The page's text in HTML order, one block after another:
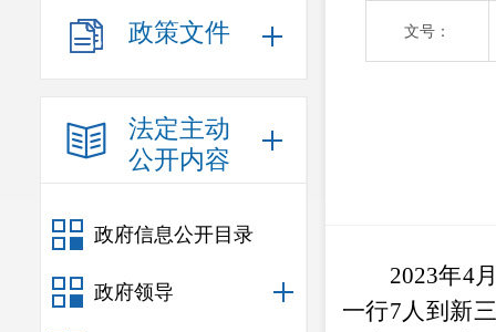
政策文件
法定主动
公开内容
政府信息公开目录
政府领导
文号：
2023年4
一行7人到新